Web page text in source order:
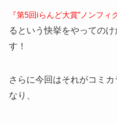
『第5回iらんど大賞”ノンフィ
るという快挙をやっての
す！
さらに今回はそれがコミ
なり、